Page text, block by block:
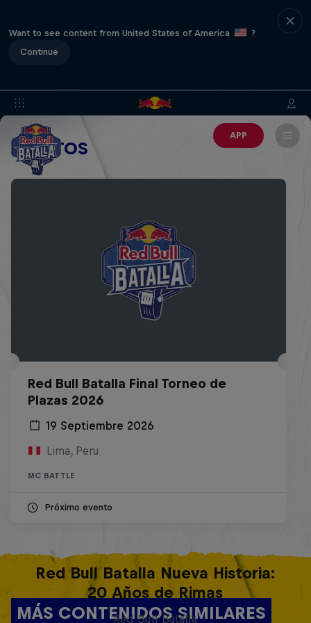
Want to see content from United States of America
?
Continue
APP
EVENTOS
Red Bull Batalla Final Torneo de
Plazas 2026
19 Septiembre 2026
Lima, Peru
MC BATTLE
Próximo evento
MÁS CONTENIDOS SIMILARES
Red Bull Batalla Nueva Historia:
20 Años de Rimas
Red Bull Batalla